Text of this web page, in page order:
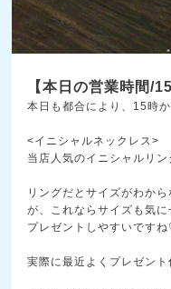
【本日の営業時間/
本日も都合により、15時
<イニシャルネックレス>
当店人気のイニシャルリン
リングだとサイズがわか
が、これならサイズも気に
プレゼントしやすいです
実際に最近よくプレゼン